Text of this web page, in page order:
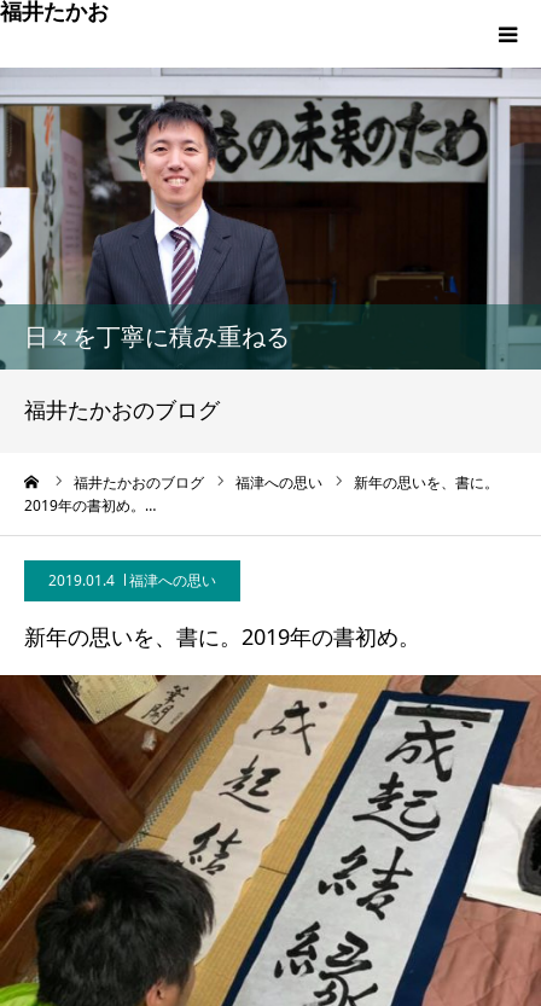
福井たかお
日々を丁寧に積み重ねる
福井たかおのブログ
福井たかおのブログ 福津への思い
新年の思いを、書に。
2019年の書初め。…
2019.01.4 福津への思い
新年の思いを、書に。2019年の書初め。
福津への想いと実績
重点政策と市役所活性化策
プロフィール
市政方針ーまちの未来を再設計ー